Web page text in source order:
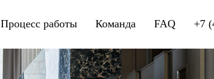
Процесс работы Команда FAQ +7